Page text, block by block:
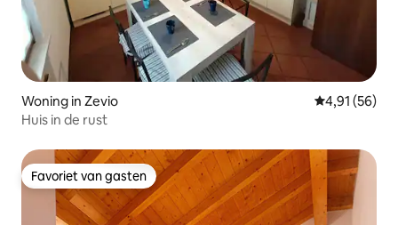
Woning in Zevio Gemiddelde
4,91 (56)
Huis in de rust
Favoriet van gasten
Favoriet van gasten